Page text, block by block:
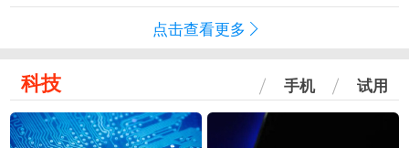
点击查看更多
科技 手机 试用